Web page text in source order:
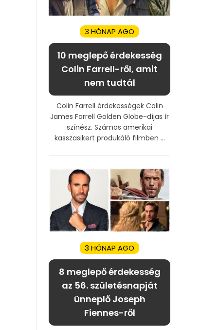
3 HÓNAP AGO
10 meglepő érdekesség
Colin Farrell-ről, amit
nem tudtál
Colin Farrell érdekességek Colin
James Farrell Golden Globe-díjas ír
színész. Számos amerikai
kasszasikert produkáló filmben ...
3 HÓNAP AGO
8 meglepő érdekesség
az 56. születésnapját
ünneplő Joseph
Fiennes-ről